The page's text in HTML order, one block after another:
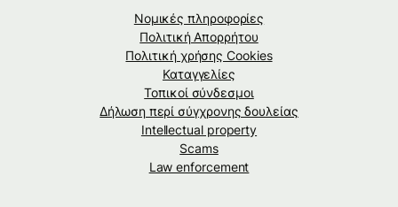
Νομικές πληροφορίες
Πολιτική Απορρήτου
Πολιτική χρήσης Cookies
Καταγγελίες
Τοπικοί σύνδεσμοι
Δήλωση περί σύγχρονης δουλείας
Intellectual property
Scams
Law enforcement